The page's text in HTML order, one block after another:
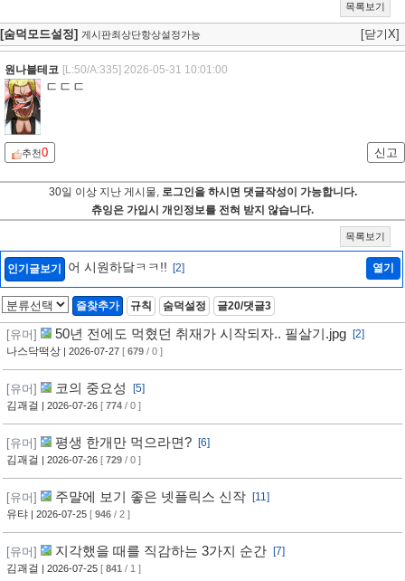
목록보기
[숨덕모드설정] 게시판최상단항상설정가능 [닫기X]
원나블테코 [L:50/A:335] 2026-05-31 10:01:00
ㄷㄷㄷ
추천0 신고
30일 이상 지난 게시물, 로그인을 하시면 댓글작성이 가능합니다.
츄잉은 가입시 개인정보를 전혀 받지 않습니다.
목록보기
인기글보기 어 시원하닼ㅋㅋ!! [2] 열기
즐찾추가 규칙 숨덕설정 글20/댓글3
[유머] 50년 전에도 먹혔던 취재가 시작되자.. 필살기.jpg
[2]
나스닥떡상 | 2026-07-27 [ 679 / 0 ]
[유머] 코의 중요성
[5]
김괘걸 | 2026-07-26 [ 774 / 0 ]
[유머] 평생 한개만 먹으라면?
[6]
김괘걸 | 2026-07-26 [ 729 / 0 ]
[유머] 주먈에 보기 좋은 넷플릭스 신작
[11]
유탸 | 2026-07-25 [ 946 / 2 ]
[유머] 지각했을 때를 직감하는 3가지 순간
[7]
김괘걸 | 2026-07-25 [ 841 / 1 ]